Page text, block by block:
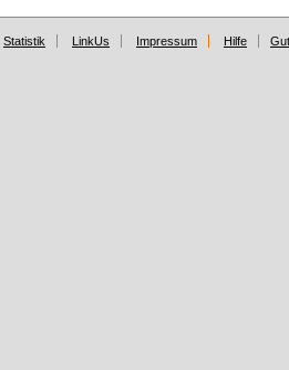
Statistik LinkUs Impressum Hilfe